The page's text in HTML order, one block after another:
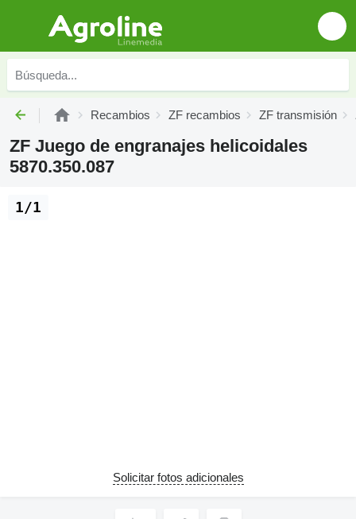
Recambios ZF recambios ZF transmisión
ZF Juego de engranajes helicoidales
5870.350.087
1/1
Solicitar fotos adicionales